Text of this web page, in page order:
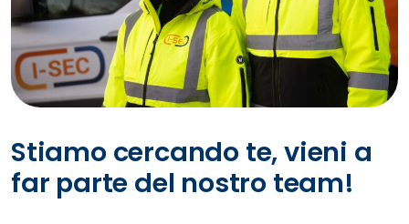
Stiamo cercando te, vieni a
far parte del nostro team!